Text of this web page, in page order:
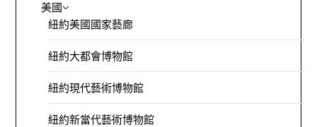
美國
紐約美國國家藝廊
紐約大都會博物館
紐約現代藝術博物館
紐約新當代藝術博物館